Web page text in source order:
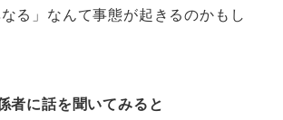
る」なんて事態が起きるのかもし
者に話を聞いてみると